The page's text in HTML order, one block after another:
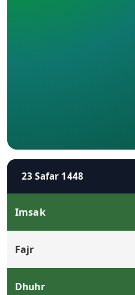
23 Safar 1448
Imsak
Fajr
Dhuhr